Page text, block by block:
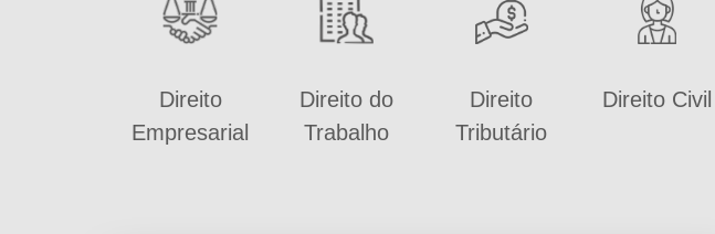
Direito
Empresarial
Direito do
Trabalho
Direito
Tributário
Direito Civil